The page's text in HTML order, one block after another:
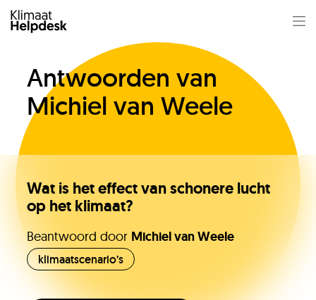
Antwoorden van
Michiel van Weele
Wat is het effect van schonere lucht
op het klimaat?
Beantwoord door Michiel van Weele
klimaatscenario’s
Jullie vragen
Onze experts